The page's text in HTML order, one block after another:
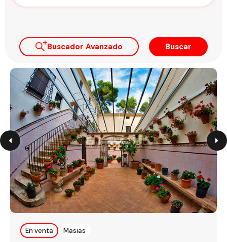
Buscador Avanzado Buscar
En venta Masias